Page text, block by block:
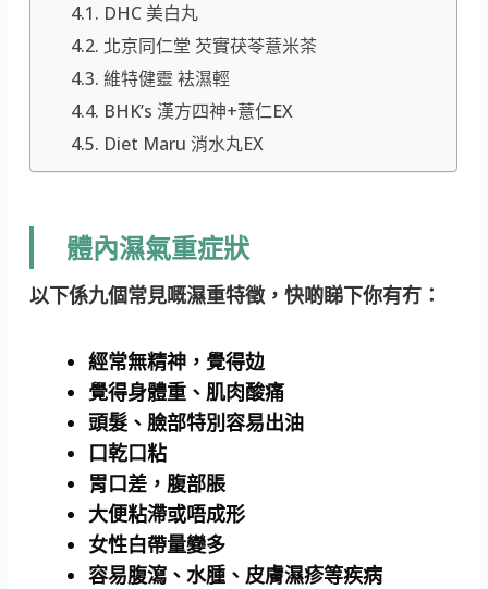
DHC 美白丸
北京同仁堂 芡實茯苓薏米茶
維特健靈 袪濕輕
BHK’s 漢方四神+薏仁EX
Diet Maru 消水丸EX
體內濕氣重症狀
以下係九個常見嘅濕重特徵，快啲睇下你有冇：
經常無精神，覺得攰
覺得身體重、肌肉酸痛
頭髮、臉部特別容易出油
口乾口粘
胃口差，腹部脹
大便粘滯或唔成形
女性白帶量變多
容易腹瀉、水腫、皮膚濕疹等疾病